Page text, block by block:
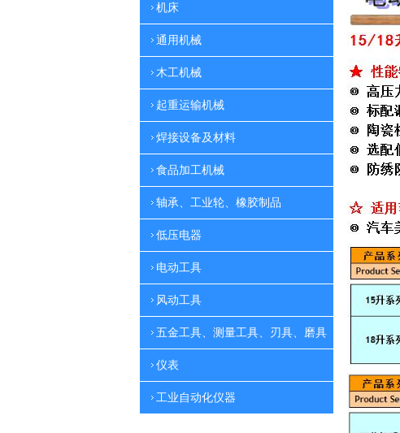
机床
通用机械
木工机械
起重运输机械
焊接设备及材料
食品加工机械
轴承、工业轮、橡胶制品
低压电器
电动工具
风动工具
五金工具、测量工具、刃具、磨具
仪表
工业自动化仪器